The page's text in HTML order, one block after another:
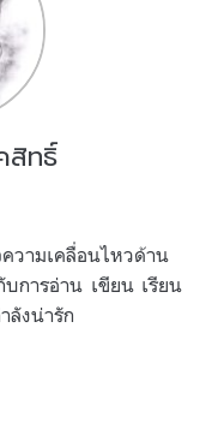
ทธิ์
วามเคลื่อนไหวด้าน
การอ่าน เขียน เรียน
ลังน่ารัก